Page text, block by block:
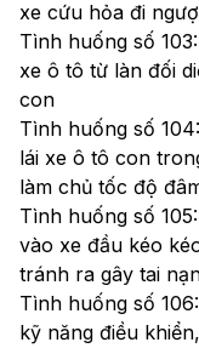
xe cứu hỏa đi
Tình huống số
xe ô tô từ làn đối
con
Tình huống số
lái xe ô tô con
làm chủ tốc độ
Tình huống số
vào xe đầu kéo
tránh ra gây tai
Tình huống số
kỹ năng điều